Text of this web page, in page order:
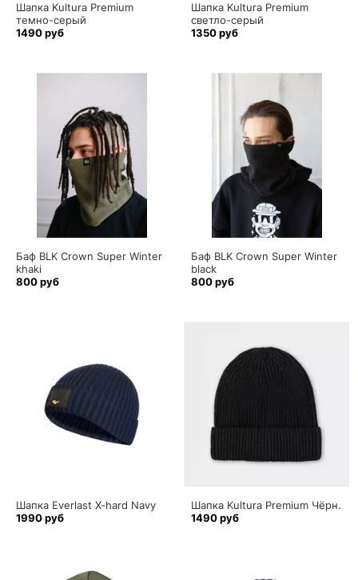
Шапка Kultura Premium
темно-серый
1490 руб
Шапка Kultura Premium
светло-серый
1350 руб
Баф BLK Crown Super Winter
khaki
800 руб
Баф BLK Crown Super Winter
black
800 руб
Шапка Everlast X-hard Navy
1990 руб
Шапка Kultura Premium Чёрн.
1490 руб